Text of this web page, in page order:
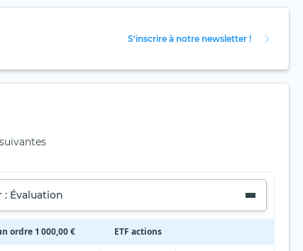
S'inscrire à notre newsletter !
: Évaluation
ordre 1 000,00 € ETF actions